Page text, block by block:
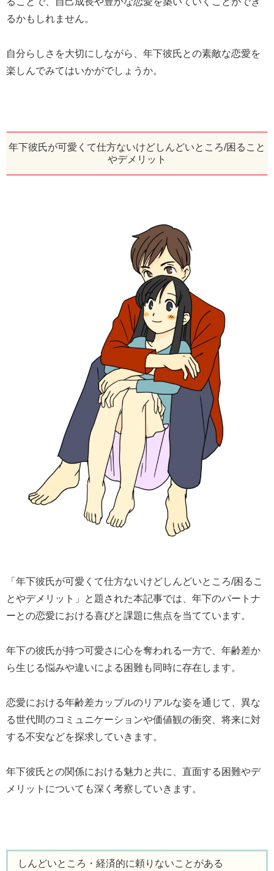
るかもしれません。
自分らしさを大切にしながら、年下彼氏との素敵な恋愛を
楽しんでみてはいかがでしょうか。
年下彼氏が可愛くて仕方ないけどしんどいところ/困ること
やデメリット
「年下彼氏が可愛くて仕方ないけどしんどいところ/困るこ
とやデメリット」と題された本記事では、年下のパートナ
ーとの恋愛における喜びと課題に焦点を当てています。
年下の彼氏が持つ可愛さに心を奪われる一方で、年齢差か
ら生じる悩みや違いによる困難も同時に存在します。
恋愛における年齢差カップルのリアルな姿を通じて、異な
る世代間のコミュニケーションや価値観の衝突、将来に対
する不安などを探求していきます。
年下彼氏との関係における魅力と共に、直面する困難やデ
メリットについても深く考察していきます。
しんどいところ・経済的に頼りないことがある